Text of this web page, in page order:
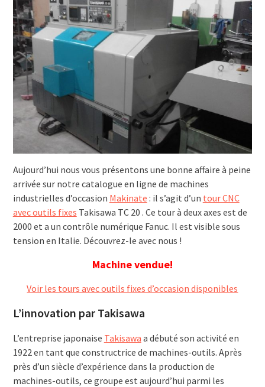
Aujourd’hui nous vous présentons une bonne affaire à peine
arrivée sur notre catalogue en ligne de machines
industrielles d’occasion Makinate : il s’agit d’un tour CNC
avec outils fixes Takisawa TC 20 . Ce tour à deux axes est de
2000 et a un contrôle numérique Fanuc. Il est visible sous
tension en Italie. Découvrez-le avec nous !
Machine vendue!
Voir les tours avec outils fixes d’occasion disponibles
L’innovation par Takisawa
L’entreprise japonaise Takisawa a débuté son activité en
1922 en tant que constructrice de machines-outils. Après
près d’un siècle d’expérience dans la production de
machines-outils, ce groupe est aujourd’hui parmi les